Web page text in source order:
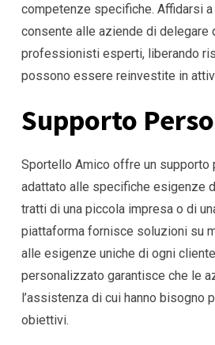
competenze specifiche. Affidarsi
consente alle aziende di delegare
professionisti esperti, liberando
possono essere reinvestite in
Supporto
Sportello Amico offre un supporto
adattato alle specifiche esigenze
tratti di una piccola impresa o di
piattaforma fornisce soluzioni su
alle esigenze uniche di ogni
personalizzato garantisce che le
l’assistenza di cui hanno bisogno
obiettivi.